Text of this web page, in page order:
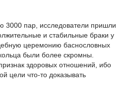
3000 пар, исследователи пришли
и стабильные браки у
церемонию баснословных
были более скромны.
здоровых отношений, ибо
цели что-то доказывать